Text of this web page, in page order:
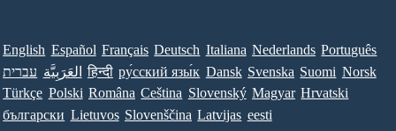
English Español Français Deutsch Italiana Nederlands Português
עברית العَرَبِيَّة हिन्दी ру́сский язы́к Dansk Svenska Suomi Norsk
Türkçe Polski Româna Ceština Slovenský Magyar Hrvatski
български Lietuvos Slovenščina Latvijas eesti